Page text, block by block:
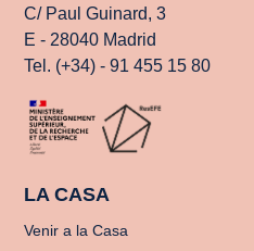
C/ Paul Guinard, 3
E - 28040 Madrid
Tel. (+34) - 91 455 15 80
LA CASA
Venir a la Casa